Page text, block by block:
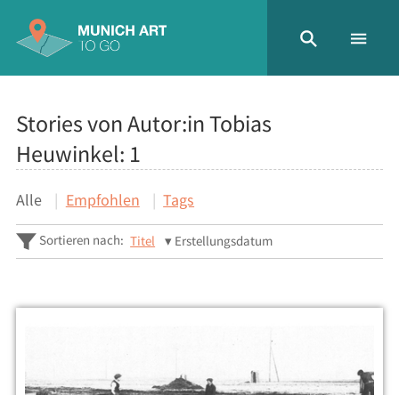
Stories von Autor:in Tobias
Heuwinkel: 1
Alle Empfohlen Tags
Sortieren nach: Titel Erstellungsdatum